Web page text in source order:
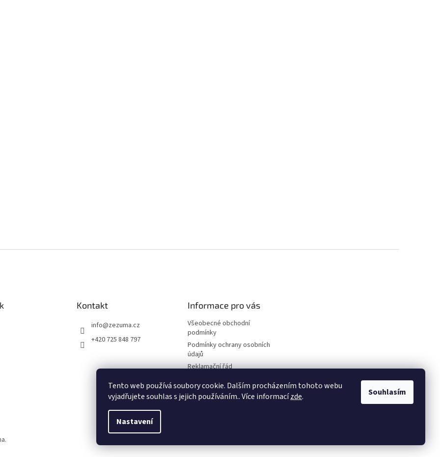
Tento web používá soubory cookie. Dalším procházením tohoto webu
vyjadřujete souhlas s jejich používáním.. Více informacízde.
Nastavení
Souhlasím
Kontakt
info@zezuma.cz
+420 725 848 797
Informace pro vás
Všeobecné obchodní
podmínky
Podmínky ochrany osobních
údajů
Reklamační řád
kupní smlouvy
Napište nám